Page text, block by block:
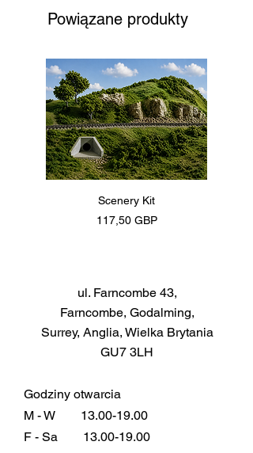
itp. zimowe. Można nakładać
szpachelką lub pędzlem, można
mieni się jak prawdziwy śnieg!
Powiązane produkty
Scenery Kit
Cena
117,50 GBP
ul. Farncombe 43,
Farncombe, Godalming,
Surrey, Anglia, Wielka Brytania
GU7 3LH
Godziny otwarcia
M - W
13.00-19.00
F - Sa
13.00-19.00